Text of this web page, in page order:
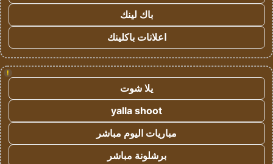
باك لينك
اعلانات باكلينك
!
يلا شوت
yalla shoot
مباريات اليوم مباشر
برشلونة مباشر